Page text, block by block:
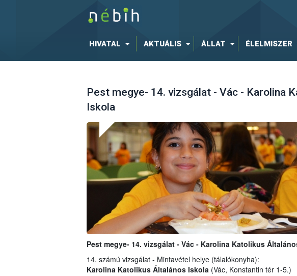
HIVATAL AKTUÁLIS ÁLLAT ÉLELMISZER
Pest megye- 14. vizsgálat - Vác - Karolina
Iskola
Pest megye- 14. vizsgálat - Vác - Karolina Katolikus
14. számú vizsgálat - Mintavétel helye (tálalókonyha):
Karolina Katolikus Általános Iskola (Vác, Konstantin tér 1-5.)